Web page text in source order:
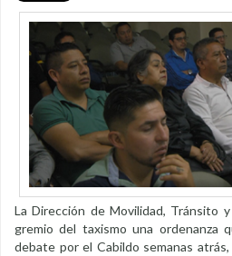
La Dirección de Movilidad, Tránsito
gremio del taxismo una ordenanza
debate por el Cabildo semanas